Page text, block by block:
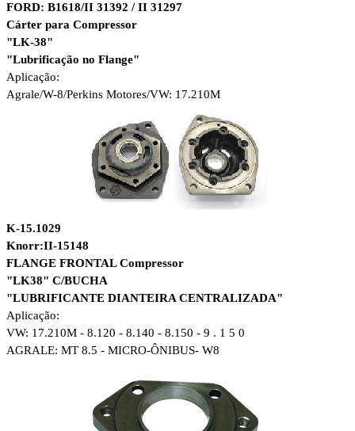
FORD: B1618/II 31392 / II 31297
Cárter para Compressor
"LK-38"
"Lubrificação no Flange"
Aplicação:
Agrale/W-8/Perkins Motores/VW: 17.210M
K-15.1029
Knorr:II-15148
FLANGE FRONTAL Compressor
"LK38" C/BUCHA
"LUBRIFICANTE DIANTEIRA CENTRALIZADA"
Aplicação:
VW: 17.210M - 8.120 - 8.140 - 8.150 - 9 . 1 5 0
AGRALE: MT 8.5 - MICRO-ÔNIBUS- W8